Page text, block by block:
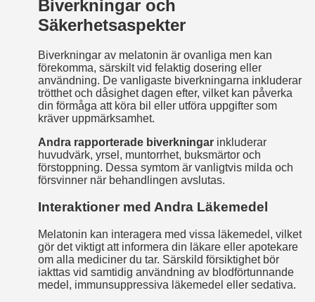
Biverkningar och
Säkerhetsaspekter
Biverkningar av melatonin är ovanliga men kan
förekomma, särskilt vid felaktig dosering eller
användning. De vanligaste biverkningarna inkluderar
trötthet och dåsighet dagen efter, vilket kan påverka
din förmåga att köra bil eller utföra uppgifter som
kräver uppmärksamhet.
Andra rapporterade biverkningarinkluderar
huvudvärk, yrsel, muntorrhet, buksmärtor och
förstoppning. Dessa symtom är vanligtvis milda och
försvinner när behandlingen avslutas.
Interaktioner med Andra Läkemedel
Melatonin kan interagera med vissa läkemedel, vilket
gör det viktigt att informera din läkare eller apotekare
om alla mediciner du tar. Särskild försiktighet bör
iakttas vid samtidig användning av blodförtunnande
medel, immunsuppressiva läkemedel eller sedativa.